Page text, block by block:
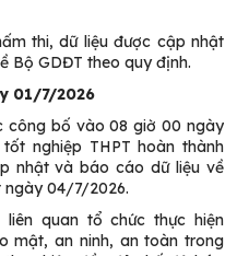
thi, dữ liệu được cập nhật
Bộ GDĐT theo quy định.
01/7/2026
công bố vào 08 giờ 00 ngày
nghiệp THPT hoàn thành
nhật và báo cáo dữ liệu về
ngày 04/7/2026.
quan tổ chức thực hiện
mật, an ninh, an toàn trong